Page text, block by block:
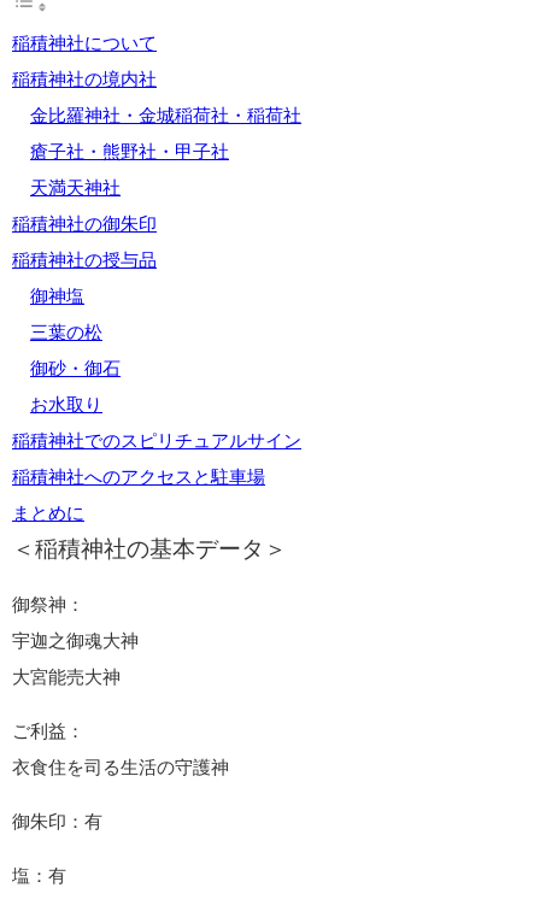
稲積神社について
稲積神社の境内社
金比羅神社・金城稲荷社・稲荷社
瘡子社・熊野社・甲子社
天満天神社
稲積神社の御朱印
稲積神社の授与品
御神塩
三葉の松
御砂・御石
お水取り
稲積神社でのスピリチュアルサイン
稲積神社へのアクセスと駐車場
まとめに
＜稲積神社の基本データ＞
御祭神：
宇迦之御魂大神
大宮能売大神
ご利益：
衣食住を司る生活の守護神
御朱印：有
塩：有